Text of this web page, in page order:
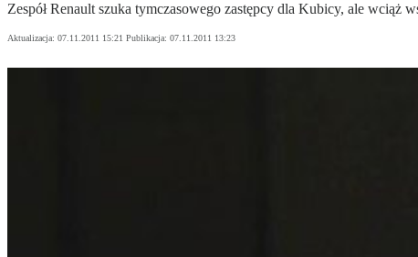
Zespół Renault szuka tymczasowego zastępcy dla Kubicy, ale wciąż
Aktualizacja: 07.11.2011 15:21 Publikacja: 07.11.2011 13:23